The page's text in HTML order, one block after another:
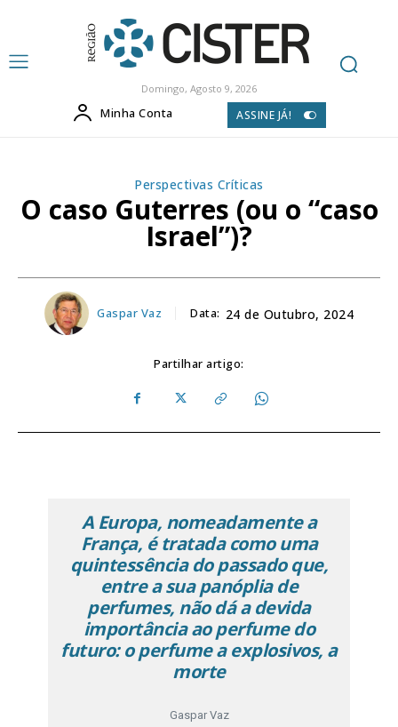
Domingo, Agosto 9, 2026
Minha Conta ASSINE JÁ!
Perspectivas Críticas
O caso Guterres (ou o “caso
Israel”)?
Gaspar Vaz Data: 24 de Outubro, 2024
Partilhar artigo:
A Europa, nomeadamente a
França, é tratada como uma
quintessência do passado que,
entre a sua panóplia de
perfumes, não dá a devida
importância ao perfume do
futuro: o perfume a explosivos, a
morte
Gaspar Vaz